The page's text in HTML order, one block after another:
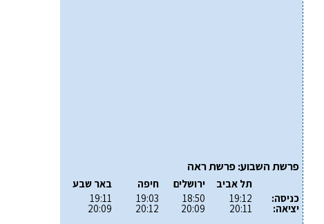
פרשת השבוע: פרשת ראה
כניסה:
יציאה:
תל אביב
19:12
20:11
ירושלים
18:50
20:09
חיפה
19:03
20:12
באר שבע
19:11
20:09